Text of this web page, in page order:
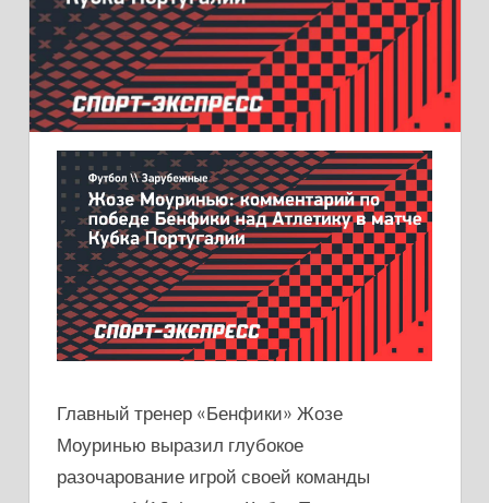
Главный тренер «Бенфики» Жозе
Моуринью выразил глубокое
разочарование игрой своей команды